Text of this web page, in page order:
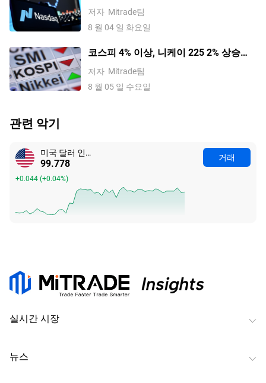
급등, 클라우드 기업 주도로 나스닥 3거
래일 연속 상승; 아마존 시가총액 3조 달
러 돌파, 스페이스X 시간 외 거래 5% 급
등
저자 Mitrade팀
8 월 04 일 화요일
코스피 4% 이상, 니케이 225 2% 상승하
며 일본 및 한국 증시 랠리; SK하이닉스,
키옥시아, 소프트뱅크 급등
저자 Mitrade팀
8 월 05 일 수요일
관련 악기
미국 달러 인덱스
99.786
+0.052(+0.05%)
거래
실시간 시장
뉴스